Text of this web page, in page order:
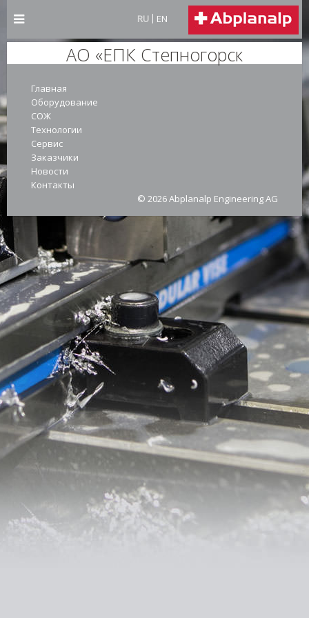
RU EN
АО «ЕПК Степногорск
Главная
Оборудование
СОЖ
Технологии
Сервис
Заказчики
Новости
Контакты
© 2026 Abplanalp Engineering AG